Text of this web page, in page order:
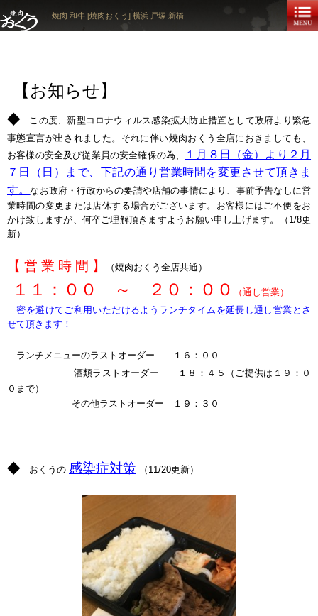
焼肉 和牛 [焼肉おくう] 横浜 戸塚 新橋
【お知らせ】
◆この度、新型コロナウィルス感染拡大防止措置として政府より緊急
事態宣言が出されました。それに伴い焼肉おくう全店におきましても、
お客様の安全及び従業員の安全確保の為、
１月８日（金）より２月
７日（日）まで、下記の通り営業時間を変更させて頂きま
す。なお政府・行政からの要請や店舗の事情により、事前予告なしに営
業時間の変更または店休する場合がございます。お客様にはご不便をお
かけ致しますが、何卒ご理解頂きますようお願い申し上げます。
（1/8更
新）
【 営 業 時 間 】 （焼肉おくう全店共通）
１１：００ ～ ２０：００
（通し営業）
密を避けてご利用いただけるようランチタイムを延長し通し営業とさ
せて頂きます！
ランチメニューのラストオーダー １６：００
酒類ラストオーダー １８：４５
（ご提供は１９：０
０まで）
その他ラストオーダー １９：３０
◆おくうの 感染症対策 （11/20更新）